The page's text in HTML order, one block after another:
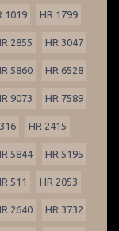
1019 HR 1799
2855 HR 3047
5860 HR 6528
9073 HR 7589
HR 2415
5844 HR 5195
511 HR 2053
2640 HR 3732